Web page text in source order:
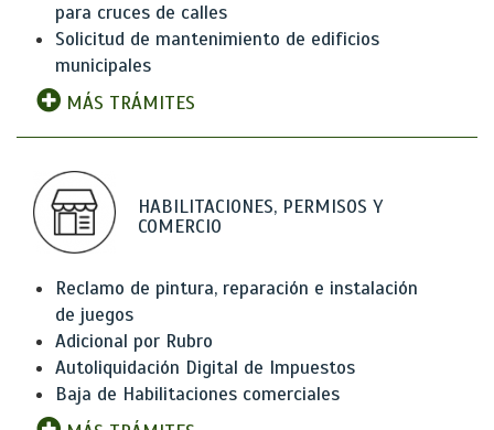
para cruces de calles
Solicitud de mantenimiento de edificios
municipales
MÁS TRÁMITES
HABILITACIONES, PERMISOS Y
COMERCIO
Reclamo de pintura, reparación e instalación
de juegos
Adicional por Rubro
Autoliquidación Digital de Impuestos
Baja de Habilitaciones comerciales